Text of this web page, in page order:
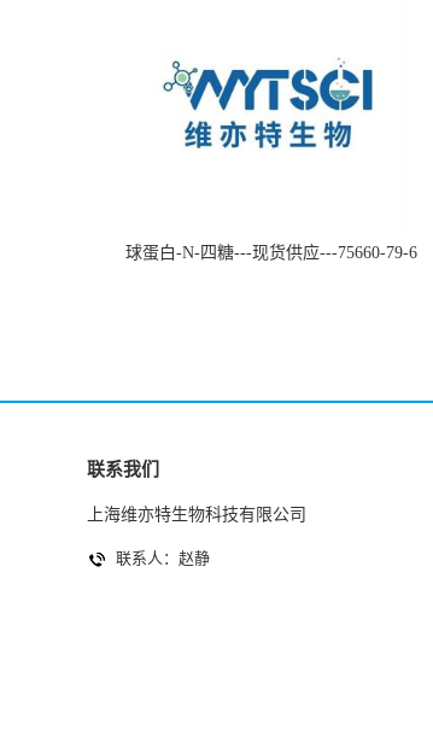
球蛋白-N-四糖---现货供应---75660-79-6
联系我们
上海维亦特生物科技有限公司
联系人：赵静